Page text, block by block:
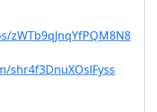
zWTb9qJnqYfPQM8N8
shr4f3DnuXOslFyss